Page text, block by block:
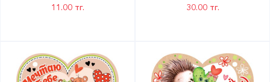
11.00 тг. 30.00 тг.